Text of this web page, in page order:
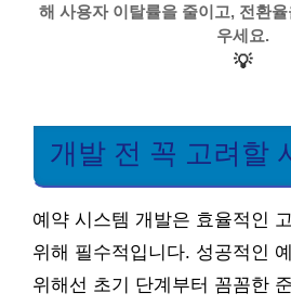
해 사용자 이탈률을 줄이고, 전환
우세요.
💡
개발 전 꼭 고려할
예약 시스템 개발은 효율적인
위해 필수적입니다. 성공적인
위해선 초기 단계부터 꼼꼼한